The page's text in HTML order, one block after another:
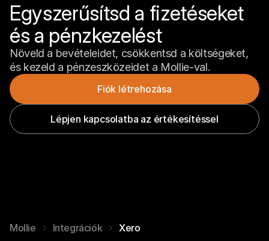
Egyszerűsítsd a fizetéseket
és a pénzkezelést
Növeld a bevételeidet, csökkentsd a költségeket,
és kezeld a pénzeszközeidet a Mollie-val.
Fiók létrehozása
Lépjen kapcsolatba az értékesítéssel
Mollie Integrációk Xero